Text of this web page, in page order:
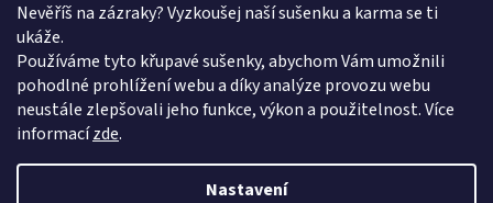
Nevěříš na zázraky? Vyzkoušej naší sušenku a karma se ti
ukáže.
Používáme tyto křupavé sušenky, abychom Vám umožnili
pohodlné prohlížení webu a díky analýze provozu webu
neustále zlepšovali jeho funkce, výkon a použitelnost.Více
informacízde.
Nastavení
Sledovat na Instagramu